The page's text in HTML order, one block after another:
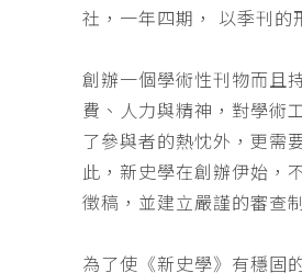
社，一年四期， 以季刊的
創辦一個學術性刊物而且
費、人力與精神，對學術
了參與者的熱忱外，更需
此，新史學在創辦伊始，
徵稿，並建立嚴謹的審查
為了使《新史學》有穩固